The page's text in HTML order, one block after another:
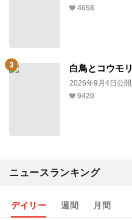
4658
白鳥とコウモリ
2026年9月4日公開
9420
ニュースランキング
デイリー 週間 月間